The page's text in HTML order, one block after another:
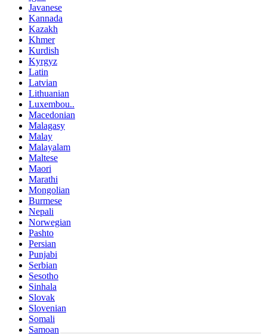
Javanese
Kannada
Kazakh
Khmer
Kurdish
Kyrgyz
Latin
Latvian
Lithuanian
Luxembou..
Macedonian
Malagasy
Malay
Malayalam
Maltese
Maori
Marathi
Mongolian
Burmese
Nepali
Norwegian
Pashto
Persian
Punjabi
Serbian
Sesotho
Sinhala
Slovak
Slovenian
Somali
Samoan